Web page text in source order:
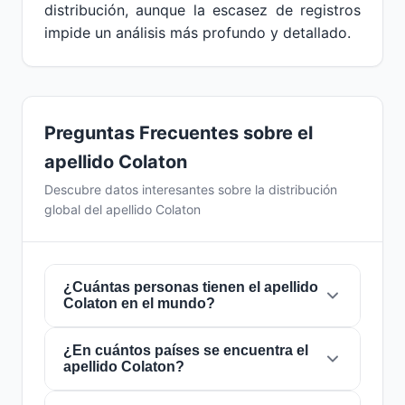
distribución, aunque la escasez de registros
impide un análisis más profundo y detallado.
Preguntas Frecuentes sobre el
apellido Colaton
Descubre datos interesantes sobre la distribución
global del apellido Colaton
¿Cuántas personas tienen el apellido
Colaton en el mundo?
Actualmente hay aproximadamente23
personascon el apellido
mundo. Esto significa que aproximadamente 1
¿En cuántos países se encuentra el
apellido Colaton?